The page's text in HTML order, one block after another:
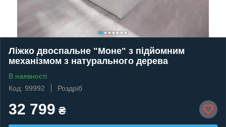
Ліжко двоспальне "Моне" з підйомним
механізмом з натурального дерева
В наявності
Код: 99992
Роздріб
32 799 ₴